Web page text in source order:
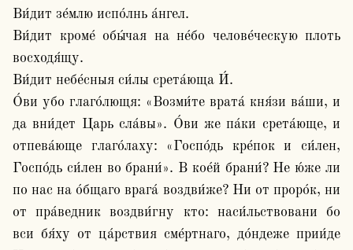
Ви́дит зе́млю испо́лнь а́нгел.
Ви́дит кроме́ обы́чая на не́бо челове́ческую плоть
восходя́щу.
Ви́дит небе́сныя си́лы срета́юща И́.
О́ви убо глаго́лющя: «Возми́те врата́ кня́зи ва́ши, и
да вни́дет Царь сла́вы». О́ви же па́ки срета́юще, и
отпева́юще глаго́лаху: «Госпо́дь кре́пок и си́лен,
Госпо́дь си́лен во брани́». В кое́й брани́? Не ю́же ли
по нас на о́бщаго врага́ воздви́же? Ни от проро́к, ни
от пра́ведник воздви́гну кто: наси́льствовани бо
вси бя́ху от ца́рствия сме́ртнаго, до́ндеже прии́де